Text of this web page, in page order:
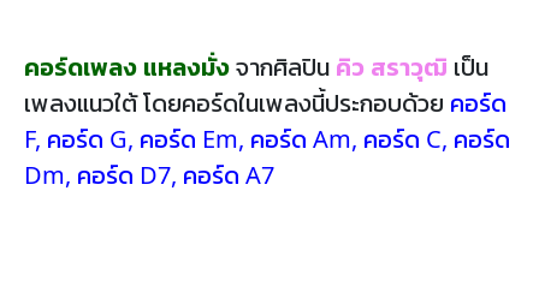
คอร์ดเพลง แหลงมั่งจากศิลปิน คิว สราวุฒิ เป็น
เพลงแนวใต้ โดยคอร์ดในเพลงนี้ประกอบด้วย คอร์ด
F, คอร์ด G, คอร์ด Em, คอร์ด Am, คอร์ด C, คอร์ด
Dm, คอร์ด D7, คอร์ด A7